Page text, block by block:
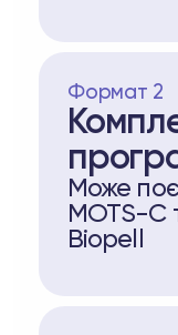
Формат 2
Може
MOTS-C
Biopell